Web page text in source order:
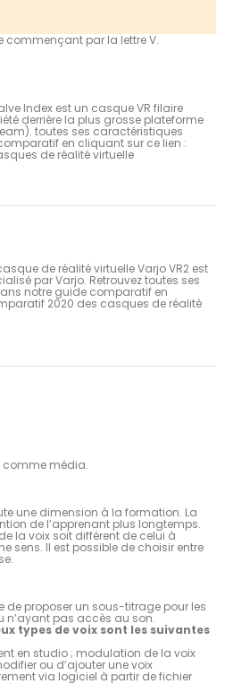
commençant par la lettre V.
Index est un casque VR filaire
derrière la plus grosse plateforme
toutes ses caractéristiques
en cliquant sur ce lien :
de réalité virtuelle
de réalité virtuelle Varjo VR2 est
par Varjo. Retrouvez toutes ses
notre guide comparatif en
2020 des casques de réalité
comme média.
une dimension à la formation. La
de l’apprenant plus longtemps.
la voix soit différent de celui à
sens. Il est possible de choisir entre
de proposer un sous-titrage pour les
pas accès au son.
types de voix sont les suivantes
en studio ; modulation de la voix
ou d’ajouter une voix
via logiciel à partir de fichier